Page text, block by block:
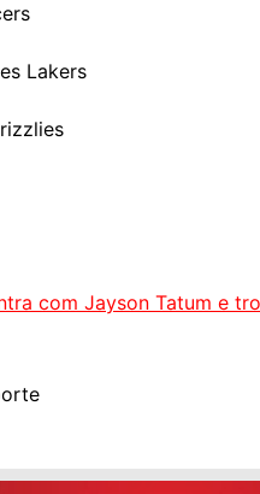
Lakers
com Jayson Tatum e